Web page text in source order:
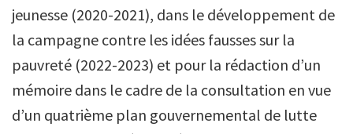
jeunesse (2020-2021), dans le développement de
la campagne contre les idées fausses sur la
pauvreté (2022-2023) et pour la rédaction d’un
mémoire dans le cadre de la consultation en vue
d’un quatrième plan gouvernemental de lutte